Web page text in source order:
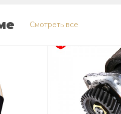
Смотреть все